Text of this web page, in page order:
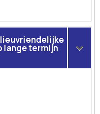
lange termijn